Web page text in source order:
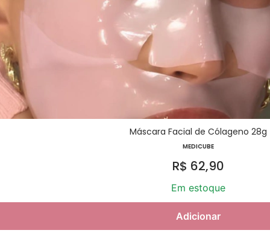
Máscara Facial de Cólageno 28g
MEDICUBE
R$ 62,90
Em estoque
Adicionar